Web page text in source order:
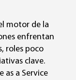
motor de la
enfrentan
roles poco
clave.
as a Service